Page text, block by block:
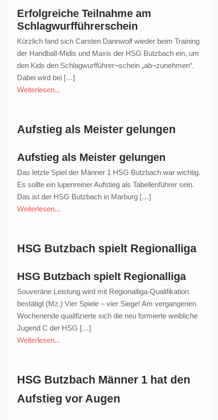
Erfolgreiche Teilnahme am
Schlagwurfführerschein
Kürzlich fand sich Carsten Dannwolf wieder beim Training
der Handball-Midis und Maxis der HSG Butzbach ein, um
den Kids den Schlagwurfführer¬schein „ab¬zunehmen“.
Dabei wird bei […]
Weiterlesen...
Aufstieg als Meister gelungen
Aufstieg als Meister gelungen
Das letzte Spiel der Männer 1 HSG Butzbach war wichtig.
Es sollte ein lupenreiner Aufstieg als Tabellenführer sein.
Das ist der HSG Butzbach in Marburg […]
Weiterlesen...
HSG Butzbach spielt Regionalliga
HSG Butzbach spielt Regionalliga
Souveräne Leistung wird mit Regionalliga-Qualifikation
bestätigt (Mz.) Vier Spiele – vier Siege! Am vergangenen
Wochenende qualifizierte sich die neu formierte weibliche
Jugend C der HSG […]
Weiterlesen...
HSG Butzbach Männer 1 hat den
Aufstieg vor Augen